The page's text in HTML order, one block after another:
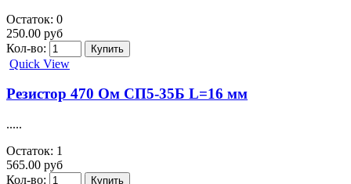
Остаток: 0
250.00 руб
Кол-во:
Quick View
Резистор 470 Ом СП5-35Б L=16 мм
.....
Остаток: 1
565.00 руб
Кол-во: